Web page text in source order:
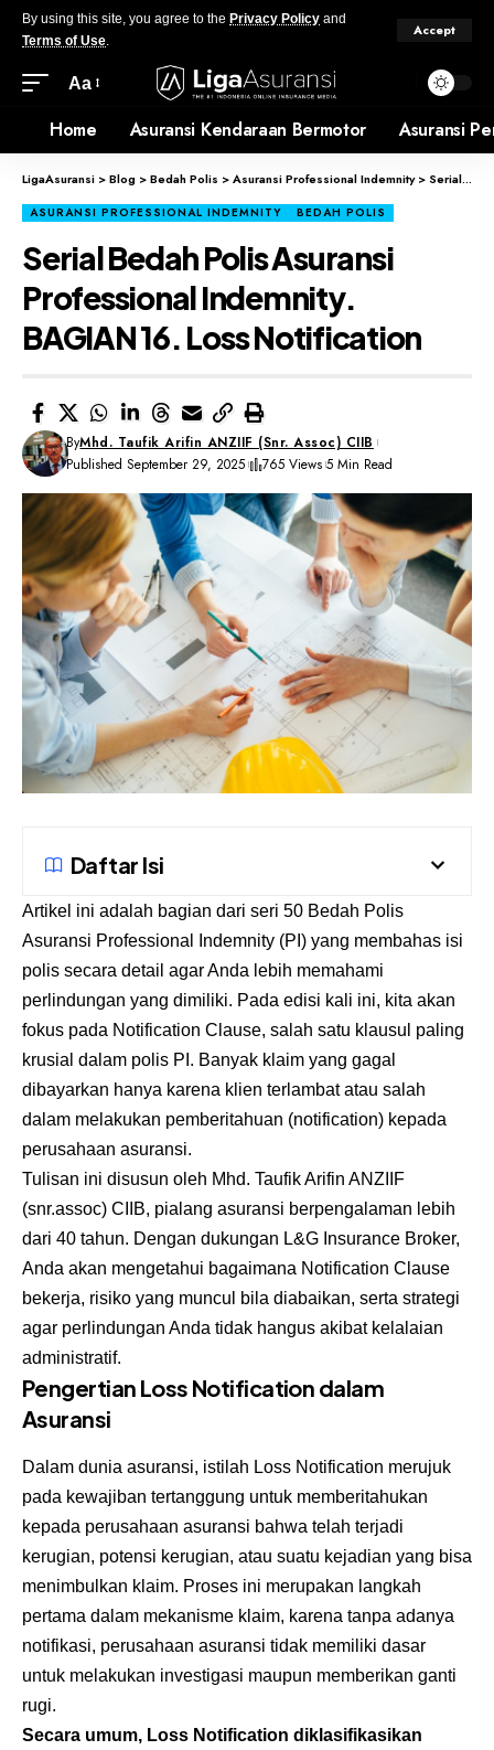
By using this site, you agree to the Privacy Policy and
Terms of Use.
Accept
Aa
Home Asuransi Kendaraan Bermotor Asuransi
LigaAsuransi >Blog >Bedah Polis >Asuransi Professional Indemnity> Serial Bedah Polis Asuransi Professional Indemnity. BAGIAN 16. Loss Notification
ASURANSI PROFESSIONAL INDEMNITY BEDAH POLIS
Serial Bedah Polis Asuransi
Professional Indemnity.
BAGIAN 16. Loss Notification
ByMhd. Taufik Arifin ANZIIF (Snr. Assoc) CIIB
Published September 29, 2025
765 Views 5 Min Read
Daftar Isi
Artikel ini adalah bagian dari seri 50 Bedah Polis
Asuransi Professional Indemnity (PI) yang membahas isi
polis secara detail agar Anda lebih memahami
perlindungan yang dimiliki. Pada edisi kali ini, kita akan
fokus pada Notification Clause, salah satu klausul paling
krusial dalam polis PI. Banyak klaim yang gagal
dibayarkan hanya karena klien terlambat atau salah
dalam melakukan pemberitahuan (notification) kepada
perusahaan asuransi.
Tulisan ini disusun oleh Mhd. Taufik Arifin ANZIIF
(snr.assoc) CIIB, pialang asuransi berpengalaman lebih
dari 40 tahun. Dengan dukungan L&G Insurance Broker,
Anda akan mengetahui bagaimana Notification Clause
bekerja, risiko yang muncul bila diabaikan, serta strategi
agar perlindungan Anda tidak hangus akibat kelalaian
administratif.
Pengertian Loss Notification dalam
Asuransi
Dalam dunia asuransi, istilah Loss Notification merujuk
pada kewajiban tertanggung untuk memberitahukan
kepada perusahaan asuransi bahwa telah terjadi
kerugian, potensi kerugian, atau suatu kejadian yang bisa
menimbulkan klaim. Proses ini merupakan langkah
pertama dalam mekanisme klaim, karena tanpa adanya
notifikasi, perusahaan asuransi tidak memiliki dasar
untuk melakukan investigasi maupun memberikan ganti
rugi.
Secara umum, Loss Notification diklasifikasikan